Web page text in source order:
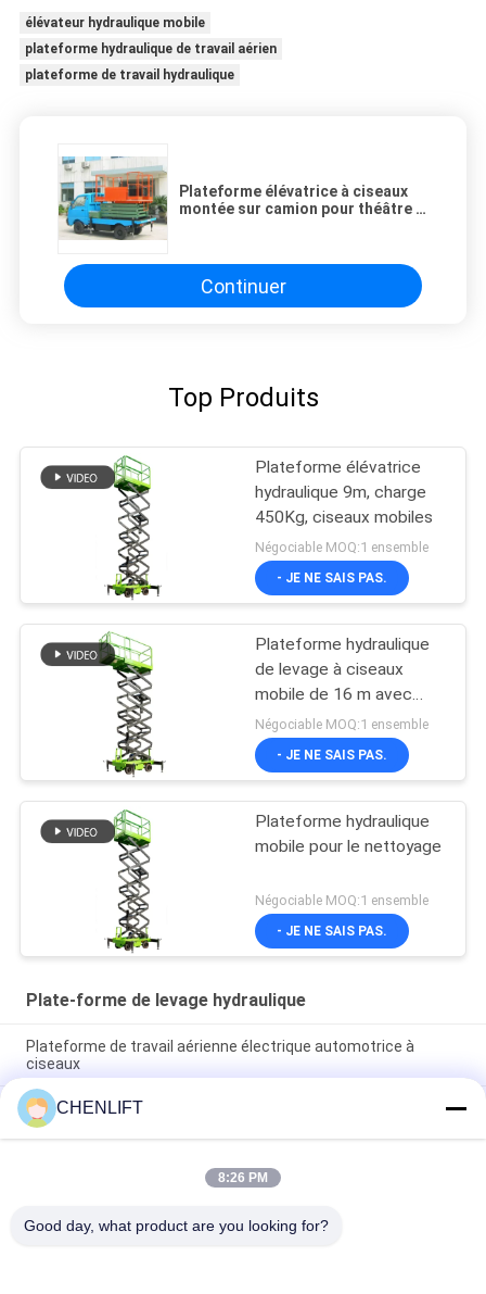
élévateur hydraulique mobile
plateforme hydraulique de travail aérien
plateforme de travail hydraulique
Plateforme élévatrice à ciseaux
montée sur camion pour théâtre /
Continuer
Top Produits
Plateforme élévatrice
hydraulique 9m, charge
450Kg, ciseaux mobiles
Négociable MOQ:1 ensemble
- JE NE SAIS PAS.
Plateforme hydraulique
de levage à ciseaux
mobile de 16 m avec
plateforme d'extension
Négociable MOQ:1 ensemble
- JE NE SAIS PAS.
Plateforme hydraulique
mobile pour le nettoyage
Négociable MOQ:1 ensemble
- JE NE SAIS PAS.
Plate-forme de levage hydraulique
Plateforme de travail aérienne électrique automotrice à
ciseaux
Plateforme hydraulique de 10 m élévateur électrique à
ciseaux autopropulsé avec plateforme d'extension 450 kg de
charge
Plateforme de levage hydraulique de 10 mètres Plateforme de
CHENLIFT
8:26 PM
Good day, what product are you looking for?